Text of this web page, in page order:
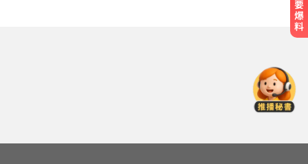
突離世 團隊發聲證實